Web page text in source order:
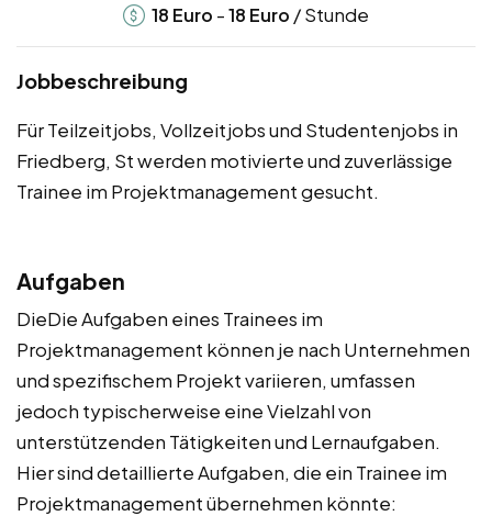
18 Euro -18 Euro / Stunde
Jobbeschreibung
Für Teilzeitjobs, Vollzeitjobs und Studentenjobs in
Friedberg, St werden motivierte und zuverlässige
Trainee im Projektmanagement gesucht.
Aufgaben
DieDie Aufgaben eines Trainees im
Projektmanagement können je nach Unternehmen
und spezifischem Projekt variieren, umfassen
jedoch typischerweise eine Vielzahl von
unterstützenden Tätigkeiten und Lernaufgaben.
Hier sind detaillierte Aufgaben, die ein Trainee im
Projektmanagement übernehmen könnte: